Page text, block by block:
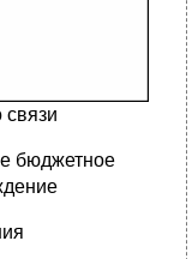
связи
бюджетное